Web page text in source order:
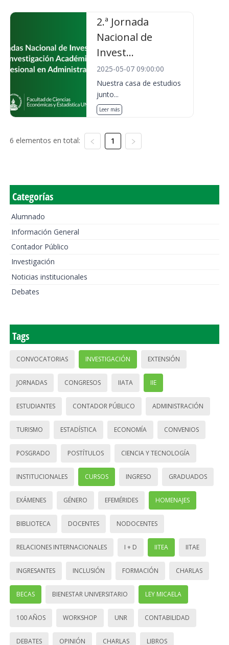
2.ª Jornada
Nacional de
Invest...
2025-05-07 09:00:00
Nuestra casa de estudios
junto...
Leer más
6 elementos en total: 1
Categorías
Alumnado
Información General
Contador Público
Investigación
Noticias institucionales
Debates
Tags
CONVOCATORIAS INVESTIGACIÓN EXTENSIÓN
JORNADAS CONGRESOS IIATA IIE
ESTUDIANTES CONTADOR PÚBLICO ADMINISTRACIÓN
TURISMO ESTADÍSTICA ECONOMÍA CONVENIOS
POSGRADO POSTÍTULOS CIENCIA Y TECNOLOGÍA
INSTITUCIONALES CURSOS INGRESO GRADUADOS
EXÁMENES GÉNERO EFEMÉRIDES HOMENAJES
BIBLIOTECA DOCENTES NODOCENTES
RELACIONES INTERNACIONALES I + D IITEA IITAE
INGRESANTES INCLUSIÓN FORMACIÓN CHARLAS
BECAS BIENESTAR UNIVERSITARIO LEY MICAELA
100 AÑOS WORKSHOP UNR CONTABILIDAD
DEBATES OPINIÓN CHARLAS LIBROS